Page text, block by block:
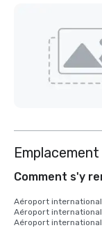
Emplacement
Comment s'y
Aéroport
Aéroport international
Aéroport